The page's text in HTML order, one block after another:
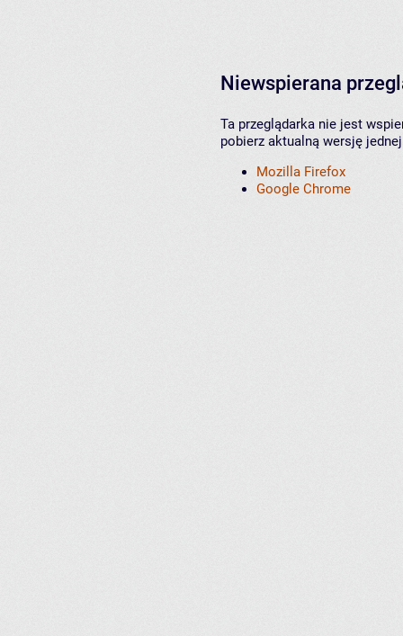
Niewspierana
Ta przeglądarka nie jest
pobierz aktualną wersję
Mozilla Firefox
Google Chrome